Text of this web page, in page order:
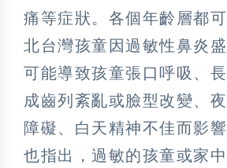
痛等症狀。各個年齡層都
北台灣孩童因過敏性鼻炎
可能導致孩童張口呼吸、
成齒列紊亂或臉型改變、
障礙、白天精神不佳而影
也指出，過敏的孩童或家